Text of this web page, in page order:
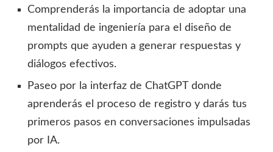
Comprenderás la importancia de adoptar una
mentalidad de ingeniería para el diseño de
prompts que ayuden a generar respuestas y
diálogos efectivos.
Paseo por la interfaz de ChatGPT donde
aprenderás el proceso de registro y darás tus
primeros pasos en conversaciones impulsadas
por IA.